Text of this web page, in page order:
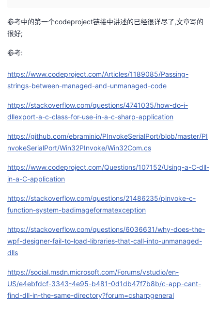
主
的
者
的
客
我
论
坛
的
圈
子
我
的
直
我
的
动
我
关
注
我
的
开
我
的
我
参考中的第一个codeproject链接中讲述的已经很详尽了,文章写的
很好;
参考:
https://www.codeproject.com/Articles/1189085/Passing-
strings-between-managed-and-unmanaged-code
https://stackoverflow.com/questions/4741035/how-do-i-
dllexport-a-c-class-for-use-in-a-c-sharp-application
https://github.com/ebraminio/PInvokeSerialPort/blob/master/PI
nvokeSerialPort/Win32PInvoke/Win32Com.cs
https://www.codeproject.com/Questions/107152/Using-a-C-dll-
in-a-C-application
https://stackoverflow.com/questions/21486235/pinvoke-c-
function-system-badimageformatexception
https://stackoverflow.com/questions/6036631/why-does-the-
wpf-designer-fail-to-load-libraries-that-call-into-unmanaged-
dlls
https://social.msdn.microsoft.com/Forums/vstudio/en-
US/e4ebfdcf-3343-4e95-b481-0d1db47f7b8b/c-app-cant-
find-dll-in-the-same-directory?forum=csharpgeneral